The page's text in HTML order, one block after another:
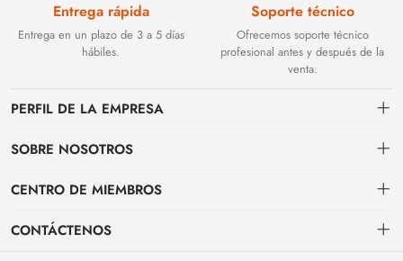
Entrega rápida
Entrega en un plazo de 3 a 5 días
hábiles.
Soporte técnico
Ofrecemos soporte técnico
profesional antes y después de la
venta.
PERFIL DE LA EMPRESA
Fundada en 2002, BEYOND TECHNOLOGY INTERNATIONAL LIMITED
rendimiento. Con la evolución de las redes industriales, ampliamos
SOBRE NOSOTROS
Contacto
Condiciones de pago & facturación
CENTRO DE MIEMBROS
centro personal
Mi pedido
CONTÁCTENOS